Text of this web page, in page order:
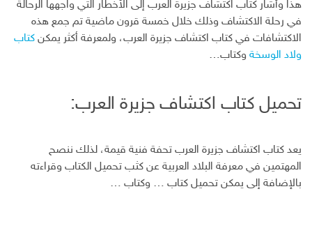
هذا وأشار كتاب اكتشاف جزيرة العرب إلى الأخطار التي واجهها الرحالة
في رحلة الاكتشاف وذلك خلال خمسة قرون ماضية تم جمع هذه
الاكتشافات في كتاب اكتشاف جزيرة العرب، ولمعرفة أكثر يمكن كتاب
ولاد الوسخة وكتاب…
تحميل كتاب اكتشاف جزيرة العرب:
يعد كتاب اكتشاف جزيرة العرب تحفة فنية قيمة، لذلك ننصح
المهتمين في معرفة البلاد العربية عن كثب تحميل الكتاب وقراءته
بالإضافة إلى يمكن تحميل كتاب … وكتاب …